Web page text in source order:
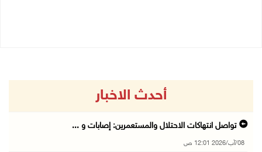
أحدث الاخبار
تواصل انتهاكات الاحتلال والمستعمرين: إصابات و ...
08/آب/2026 12:01 ص